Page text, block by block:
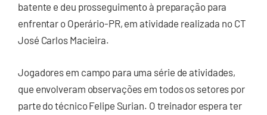
batente e deu prosseguimento à preparação para
enfrentar o Operário-PR, em atividade realizada no CT
José Carlos Macieira.
Jogadores em campo para uma série de atividades,
que envolveram observações em todos os setores por
parte do técnico Felipe Surian. O treinador espera ter